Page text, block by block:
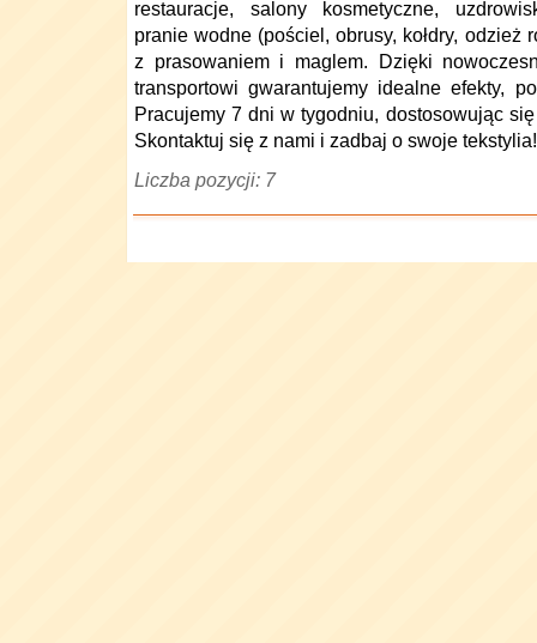
restauracje, salony kosmetyczne,
pranie wodne (pościel, obrusy, kołdry, odzież
z prasowaniem i maglem. Dzięki
transportowi gwarantujemy idealne efekty,
Pracujemy 7 dni w tygodniu, dostosowując
Skontaktuj się z nami i zadbaj o swoje tekstylia!
Liczba pozycji: 7